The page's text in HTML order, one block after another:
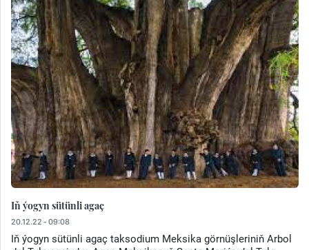
Iň ýogyn sütünli agaç
20.12.22 - 09:08
Iň ýogyn sütünli agaç taksodium Meksika görnüşleriniň Arbol